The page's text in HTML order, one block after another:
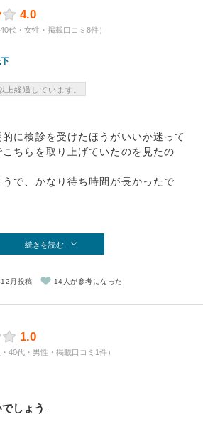
4.0
代・女性・掲載口コミ8件）
上経過しています。
に検診を受けたほうがいいか迷って
ちらを取り上げていたのを見たの
で、かなり待ち時間が長かったで
続きを読む
月投稿 14人が参考になった
1.0
40代・男性・掲載口コミ1件）
しょう